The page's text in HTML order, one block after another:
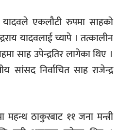
यादवले एकलौटी रुपमा साहको
यादवलाई च्यापे । तत्कालीन
साह उपेन्द्रतिर लागेका थिए ।
सांसद निर्वाचित साह राजेन्द्र
ठाकुरबाट ११ जना मन्त्री